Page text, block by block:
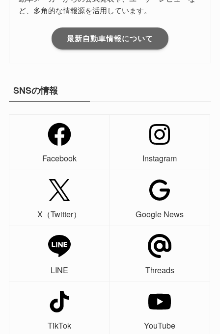
ど、多角的な情報源を活用しています。
最新自動車情報について
SNSの情報
Facebook Instagram
X（Twitter） Google News
LINE Threads
TikTok YouTube